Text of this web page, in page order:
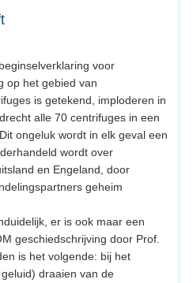
voor
op het gebied van
is getekend, imploderen in
alle 70 centrifuges in een
ongeluk wordt in elk geval een
wordt over
en Engeland, door
geheim
er is ook maar een
geschiedschrijving door Prof.
is het volgende: bij het
geluid) draaien van de